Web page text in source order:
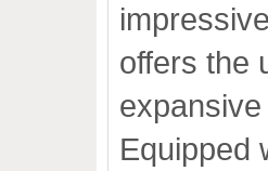
offers the
Equipped